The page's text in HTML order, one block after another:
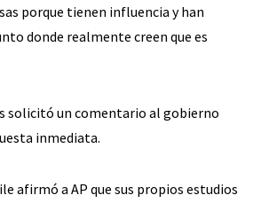
porque tienen influencia y han
donde realmente creen que es
solicitó un comentario al gobierno
inmediata.
afirmó a AP que sus propios estudios